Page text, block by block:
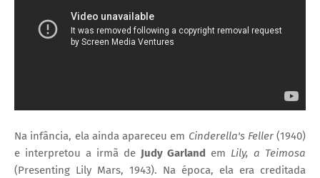
Na infância, ela ainda apareceu em Cinderella's Feller (1940)
e interpretou a irmã de Judy Garland em Lily, a Teimosa
(Presenting Lily Mars, 1943). Na época, ela era creditada